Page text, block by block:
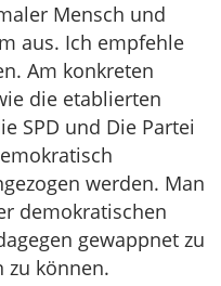
Mensch und
aus. Ich empfehle
Am konkreten
die etablierten
SPD und Die Partei
werden. Man
demokratischen
gewappnet zu
zu können.